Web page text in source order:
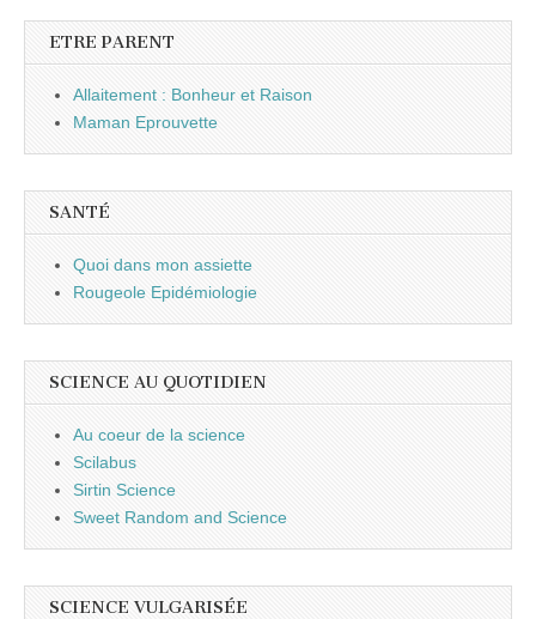
ETRE PARENT
Allaitement : Bonheur et Raison
Maman Eprouvette
SANTÉ
Quoi dans mon assiette
Rougeole Epidémiologie
SCIENCE AU QUOTIDIEN
Au coeur de la science
Scilabus
Sirtin Science
Sweet Random and Science
SCIENCE VULGARISÉE